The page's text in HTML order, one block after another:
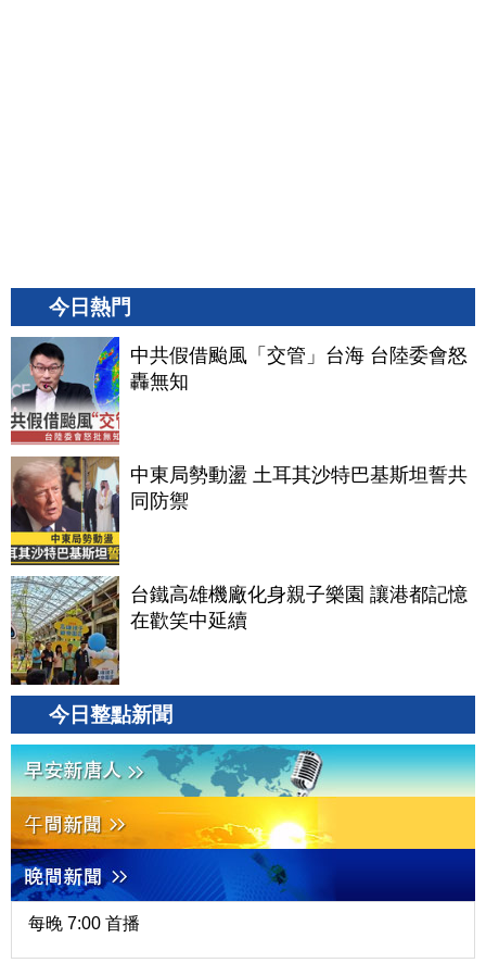
今日熱門
中共假借颱風「交管」台海 台陸委會怒
轟無知
中東局勢動盪 土耳其沙特巴基斯坦誓共
同防禦
台鐵高雄機廠化身親子樂園 讓港都記憶
在歡笑中延續
今日整點新聞
每晚 7:00 首播